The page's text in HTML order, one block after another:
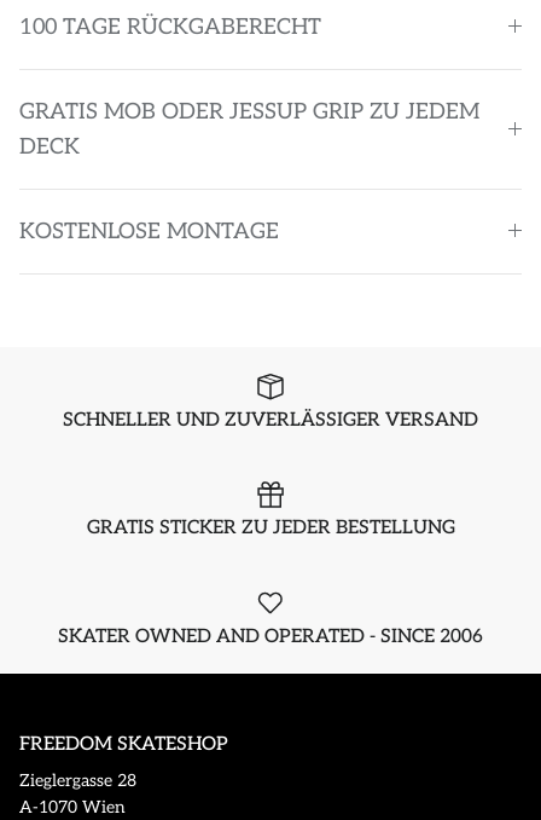
100 TAGE RÜCKGABERECHT
GRATIS MOB ODER JESSUP GRIP ZU JEDEM
DECK
KOSTENLOSE MONTAGE
SCHNELLER UND ZUVERLÄSSIGER VERSAND
GRATIS STICKER ZU JEDER BESTELLUNG
SKATER OWNED AND OPERATED - SINCE 2006
FREEDOM SKATESHOP
Zieglergasse 28
A-1070 Wien